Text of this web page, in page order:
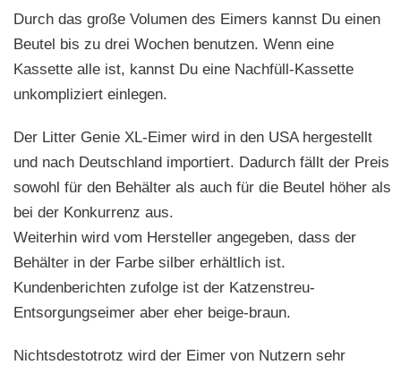
Durch das große Volumen des Eimers kannst Du einen
Beutel bis zu drei Wochen benutzen. Wenn eine
Kassette alle ist, kannst Du eine Nachfüll-Kassette
unkompliziert einlegen.
Der Litter Genie XL-Eimer wird in den USA hergestellt
und nach Deutschland importiert. Dadurch fällt der Preis
sowohl für den Behälter als auch für die Beutel höher als
bei der Konkurrenz aus.
Weiterhin wird vom Hersteller angegeben, dass der
Behälter in der Farbe silber erhältlich ist.
Kundenberichten zufolge ist der Katzenstreu-
Entsorgungseimer aber eher beige-braun.
Nichtsdestotrotz wird der Eimer von Nutzern sehr